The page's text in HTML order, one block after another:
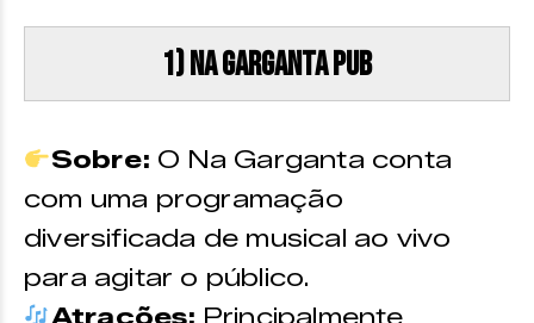
1) Na Garganta Pub
Sobre: O Na Garganta conta
com uma programação
diversificada de musical ao vivo
para agitar o público.
Atrações: Principalmente